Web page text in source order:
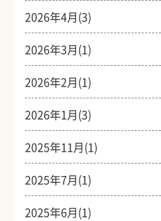
2026年4月(3)
2026年3月(1)
2026年2月(1)
2026年1月(3)
2025年11月(1)
2025年7月(1)
2025年6月(1)